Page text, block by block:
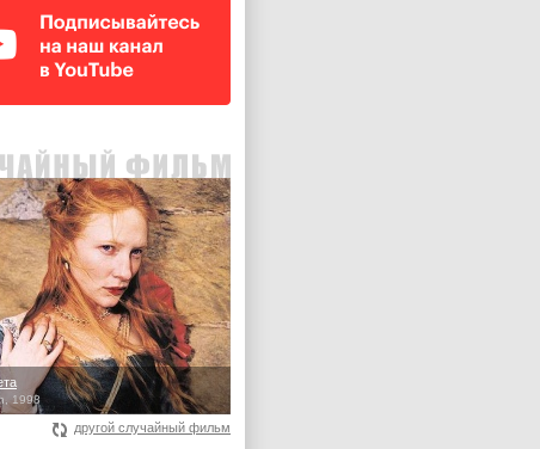
1998
другой случайный фильм